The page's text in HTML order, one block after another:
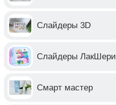
Слайдеры 3D
Слайдеры ЛакШери
Смарт мастер